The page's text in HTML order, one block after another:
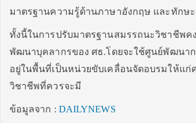
มาตรฐานความรู้ด้านภาษาอังกฤษ และทักษ
ทั้งนี้ในการปรับมาตรฐานสมรรถนะวิชาชีพ
พัฒนาบุคลากรของ ศธ.โดยจะใช้ศูนย์พัฒนา
อยู่ในพื้นที่เป็นหน่วยขับเคลื่อนจัดอบรมให้แ
วิชาชีพที่ควรจะมี
ข้อมูลจาก : DAILYNEWS